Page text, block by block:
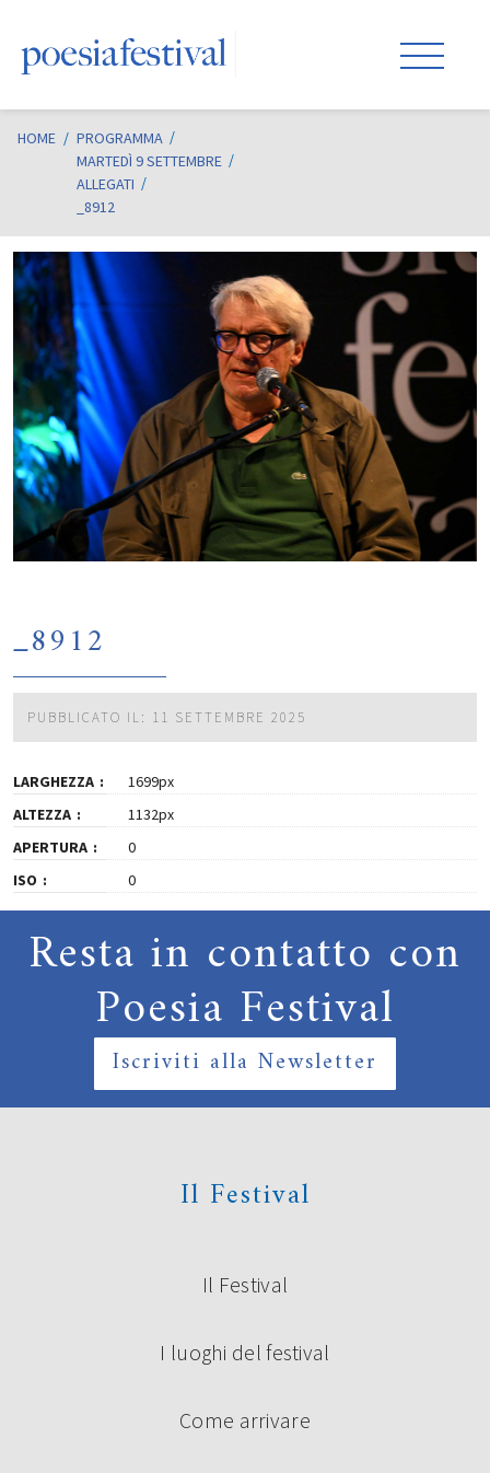
HOME / PROGRAMMA
MARTEDÌ 9 SETTEMBRE
ALLEGATI
_8912
_8912
PUBBLICATO IL: 11 SETTEMBRE 2025
LARGHEZZA
1699px
ALTEZZA
1132px
APERTURA
0
ISO
0
Resta in contatto con
Poesia Festival
Iscriviti alla Newsletter
Il Festival
Il Festival
I luoghi del festival
Come arrivare